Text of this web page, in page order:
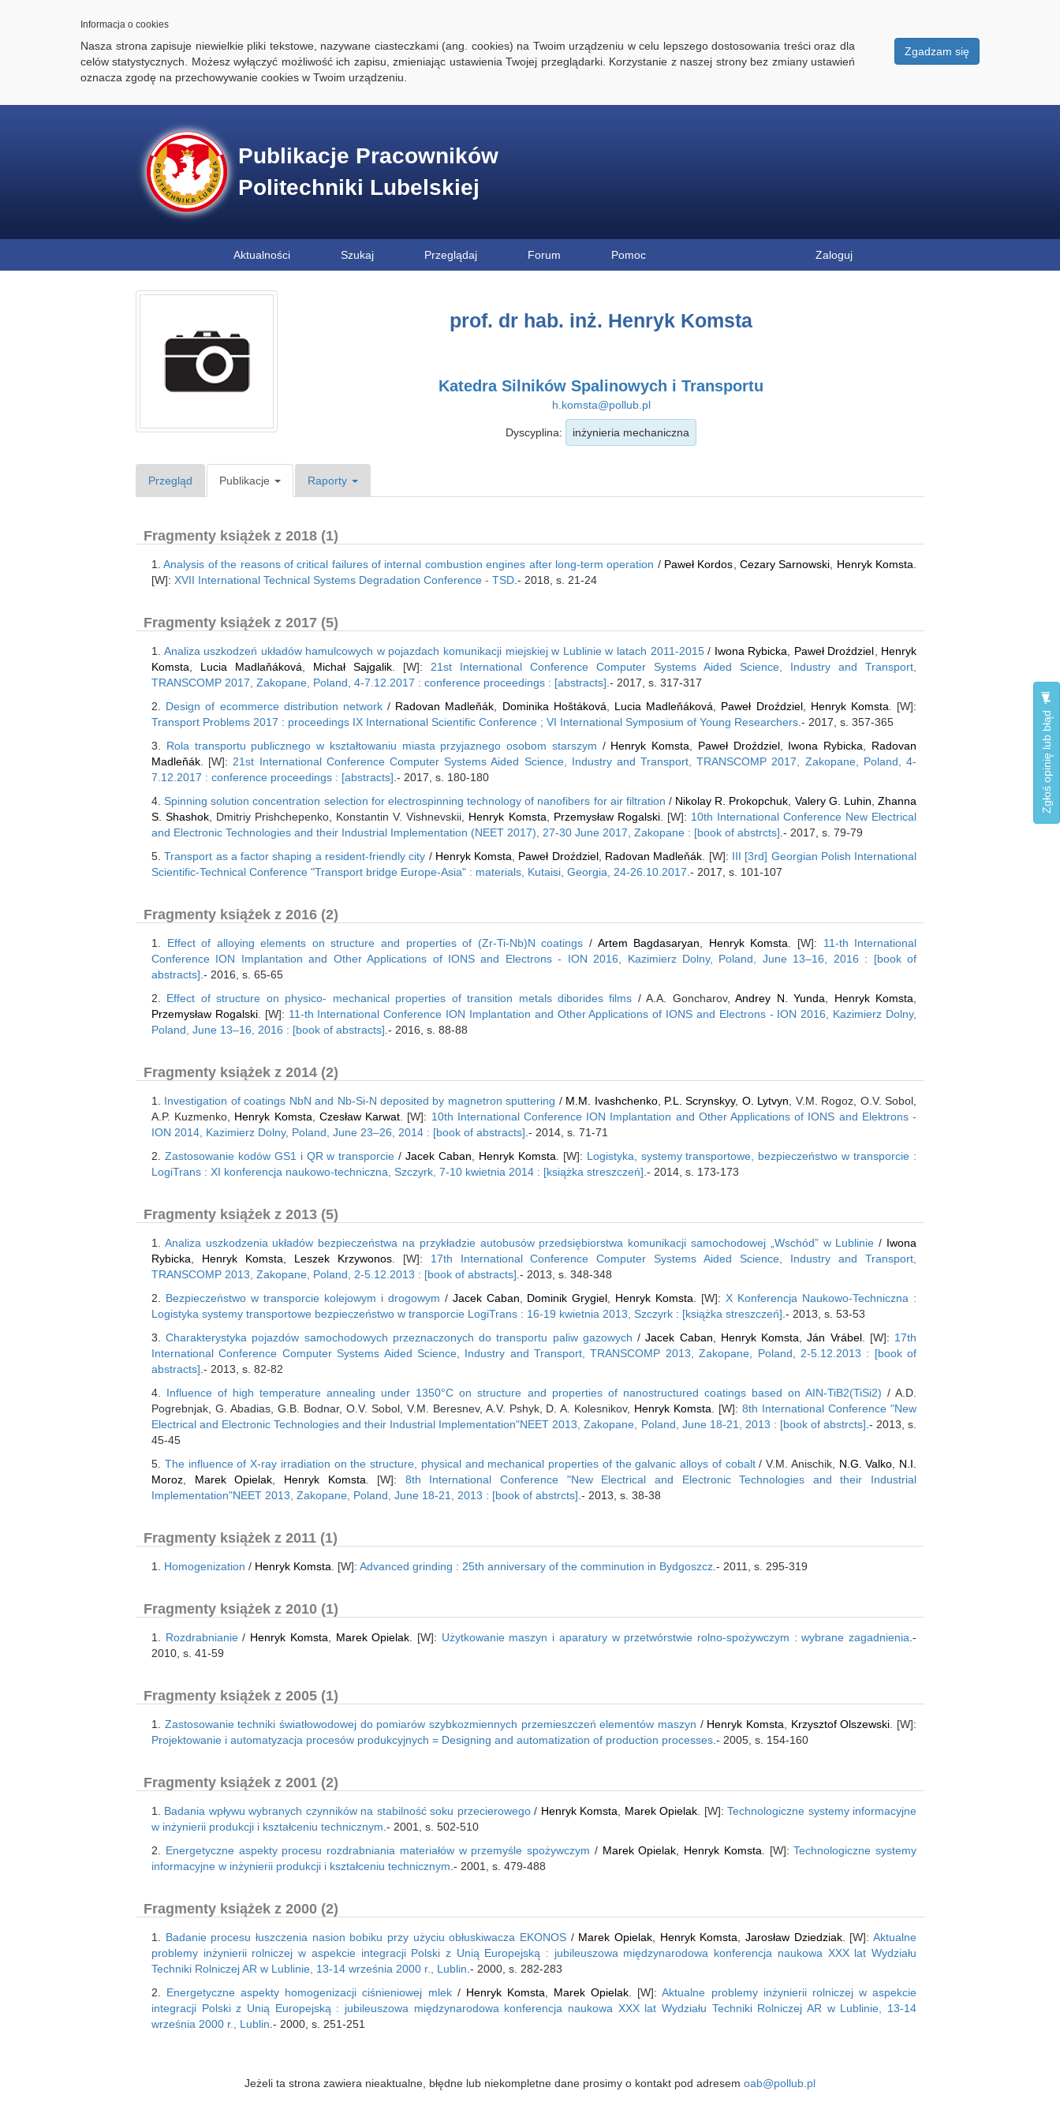
Informacja o cookies
Zgadzam się
Nasza strona zapisuje niewielkie pliki tekstowe, nazywane ciasteczkami (ang. cookies) na Twoim urządzeniu w celu lepszego dostosowania treści oraz dla
celów statystycznych. Możesz wyłączyć możliwość ich zapisu, zmieniając ustawienia Twojej przeglądarki. Korzystanie z naszej strony bez zmiany ustawień
oznacza zgodę na przechowywanie cookies w Twoim urządzeniu.
Publikacje Pracowników
Politechniki Lubelskiej
Aktualności Szukaj Przeglądaj Forum Pomoc Zaloguj
Zgłoś opinię lub błąd
prof. dr hab. inż. Henryk Komsta
Katedra Silników Spalinowych i Transportu
h.komsta@pollub.pl
Dyscyplina: inżynieria mechaniczna
Przegląd Publikacje Raporty
Fragmenty książek z 2018 (1)
1.Analysis of the reasons of critical failures of internal combustion engines after long-term operation / Paweł Kordos Cezary Sarnowski Henryk Komsta
[W]: XVII International Technical Systems Degradation Conference - TSD .- 2018, s. 21-24
Fragmenty książek z 2017 (5)
1. Analiza uszkodzeń układów hamulcowych w pojazdach komunikacji miejskiej w Lublinie w latach 2011-2015/ Iwona Rybicka Paweł Droździel
Henryk
Komsta
Lucia Madlaňáková Michał Sajgalik . [W]: 21st International Conference Computer Systems Aided Science, Industry and Transport,
TRANSCOMP 2017, Zakopane, Poland, 4-7.12.2017 : conference proceedings : [abstracts] .- 2017, s. 317-317
2. Design of ecommerce distribution network/ Radovan Madleňák Dominika Hoštáková Lucia Madleňáková Paweł Droździel, Henryk Komsta . [W]:
Transport Problems 2017 : proceedings IX International Scientific Conference ; VI International Symposium of Young Researchers .- 2017, s. 357-365
3. Rola transportu publicznego w kształtowaniu miasta przyjaznego osobom starszym / Henryk Komsta Paweł Droździel, Iwona Rybicka
Radovan
Madleňák . [W]: 21st International Conference Computer Systems Aided Science, Industry and Transport, TRANSCOMP 2017, Zakopane, Poland, 4-
7.12.2017 : conference proceedings : [abstracts] .- 2017, s. 180-180
4.Spinning solution concentration selection for electrospinning technology of nanofibers for air filtration / Nikolay R. Prokopchuk Valery G. Luhin ,Zhanna
S. Shashok , Dmitriy Prishchepenko, Konstantin V. Vishnevskii, Henryk Komsta Przemysław Rogalski. [W]: 10th International Conference New Electrical
and Electronic Technologies and their Industrial Implementation (NEET 2017), 27-30 June 2017, Zakopane : [book of abstrcts] .- 2017, s. 79-79
5.Transport as a factor shaping a resident-friendly city / Henryk Komsta Paweł Droździel, Radovan Madleňák . [W]: III [3rd] Georgian Polish International
Scientific-Technical Conference "Transport bridge Europe-Asia" : materials, Kutaisi, Georgia, 24-26.10.2017 .- 2017, s. 101-107
Fragmenty książek z 2016 (2)
1. Effect of alloying elements on structure and properties of (Zr-Ti-Nb)N coatings / Artem Bagdasaryan Henryk Komsta . [W]: 11-th International
Conference ION Implantation and Other Applications of IONS and Electrons - ION 2016, Kazimierz Dolny, Poland, June 13–16, 2016 : [book of
abstracts] .- 2016, s. 65-65
2. Effect of structure on physico- mechanical properties of transition metals diborides films / A.A. Goncharov,Andrey N. Yunda Henryk Komsta
Przemysław Rogalski. [W]: 11-th International Conference ION Implantation and Other Applications of IONS and Electrons - ION 2016, Kazimierz Dolny,
Poland, June 13–16, 2016 : [book of abstracts] .- 2016, s. 88-88
Fragmenty książek z 2014 (2)
1. Investigation of coatings NbN and Nb-Si-N deposited by magnetron sputtering / M.M. Ivashchenko, P.L. Scrynskyy, O. Lytvyn , V.M. Rogoz, O.V. Sobol,
A.P. Kuzmenko, Henryk Komsta Czesław Karwat . [W]: 10th International Conference ION Implantation and Other Applications of IONS and Elektrons -
ION 2014, Kazimierz Dolny, Poland, June 23–26, 2014 : [book of abstracts] .- 2014, s. 71-71
2. Zastosowanie kodów GS1 i QR w transporcie /Jacek Caban Henryk Komsta . [W]: Logistyka, systemy transportowe, bezpieczeństwo w transporcie :
LogiTrans : XI konferencja naukowo-techniczna, Szczyrk, 7-10 kwietnia 2014 : [książka streszczeń] .- 2014, s. 173-173
Fragmenty książek z 2013 (5)
1. Analiza uszkodzenia układów bezpieczeństwa na przykładzie autobusów przedsiębiorstwa komunikacji samochodowej „Wschód” w Lublinie / Iwona
Rybicka
Henryk Komsta Leszek Krzywonos. [W]: 17th International Conference Computer Systems Aided Science, Industry and Transport,
TRANSCOMP 2013, Zakopane, Poland, 2-5.12.2013 : [book of abstracts] .- 2013, s. 348-348
2. Bezpieczeństwo w transporcie kolejowym i drogowym / Jacek Caban Dominik Grygiel Henryk Komsta . [W]:X Konferencja Naukowo-Techniczna :
Logistyka systemy transportowe bezpieczeństwo w transporcie LogiTrans : 16-19 kwietnia 2013, Szczyrk : [książka streszczeń] .- 2013, s. 53-53
3.Charakterystyka pojazdów samochodowych przeznaczonych do transportu paliw gazowych /Jacek Caban Henryk Komsta ,Ján Vrábel. [W]: 17th
International Conference Computer Systems Aided Science, Industry and Transport, TRANSCOMP 2013, Zakopane, Poland, 2-5.12.2013 : [book of
abstracts] .- 2013, s. 82-82
4. Influence of high temperature annealing under 1350°C on structure and properties of nanostructured coatings based on AIN-TiB2(TiSi2) / A.D.
Pogrebnjak, G. Abadias, G.B. Bodnar, O.V. Sobol, V.M. Beresnev, A.V. Pshyk, D. A. Kolesnikov, Henryk Komsta . [W]:8th International Conference "New
Electrical and Electronic Technologies and their Industrial Implementation"NEET 2013, Zakopane, Poland, June 18-21, 2013 : [book of abstrcts] .- 2013, s.
45-45
5. The influence of X-ray irradiation on the structure, physical and mechanical properties of the galvanic alloys of cobalt/ V.M. Anischik, N.G. Valko
N.I.
Moroz
Marek Opielak Henryk Komsta . [W]: 8th International Conference "New Electrical and Electronic Technologies and their Industrial
Implementation"NEET 2013, Zakopane, Poland, June 18-21, 2013 : [book of abstrcts] .- 2013, s. 38-38
Fragmenty książek z 2011 (1)
1. Homogenization / Henryk Komsta . [W]: Advanced grinding : 25th anniversary of the comminution in Bydgoszcz .- 2011, s. 295-319
Fragmenty książek z 2010 (1)
1. Rozdrabnianie/ Henryk Komsta Marek Opielak . [W]: Użytkowanie maszyn i aparatury w przetwórstwie rolno-spożywczym : wybrane zagadnienia .-
2010, s. 41-59
Fragmenty książek z 2005 (1)
1. Zastosowanie techniki światłowodowej do pomiarów szybkozmiennych przemieszczeń elementów maszyn / Henryk Komsta Krzysztof Olszewski . [W]:
Projektowanie i automatyzacja procesów produkcyjnych = Designing and automatization of production processes .- 2005, s. 154-160
Fragmenty książek z 2001 (2)
1. Badania wpływu wybranych czynników na stabilność soku przecierowego/ Henryk Komsta Marek Opielak . [W]:Technologiczne systemy informacyjne
w inżynierii produkcji i kształceniu technicznym .- 2001, s. 502-510
2. Energetyczne aspekty procesu rozdrabniania materiałów w przemyśle spożywczym / Marek Opielak Henryk Komsta . [W]:Technologiczne systemy
informacyjne w inżynierii produkcji i kształceniu technicznym .- 2001, s. 479-488
Fragmenty książek z 2000 (2)
1. Badanie procesu łuszczenia nasion bobiku przy użyciu obłuskiwacza EKONOS / Marek Opielak Henryk Komsta ,Jarosław Dziedziak. [W]:Aktualne
problemy inżynierii rolniczej w aspekcie integracji Polski z Unią Europejską : jubileuszowa międzynarodowa konferencja naukowa XXX lat Wydziału
Techniki Rolniczej AR w Lublinie, 13-14 września 2000 r., Lublin .- 2000, s. 282-283
2. Energetyczne aspekty homogenizacji ciśnieniowej mlek/ Henryk Komsta Marek Opielak . [W]:Aktualne problemy inżynierii rolniczej w aspekcie
integracji Polski z Unią Europejską : jubileuszowa międzynarodowa konferencja naukowa XXX lat Wydziału Techniki Rolniczej AR w Lublinie, 13-14
września 2000 r., Lublin .- 2000, s. 251-251
Jeżeli ta strona zawiera nieaktualne, błędne lub niekompletne dane prosimy o kontakt pod adresem oab@pollub.pl